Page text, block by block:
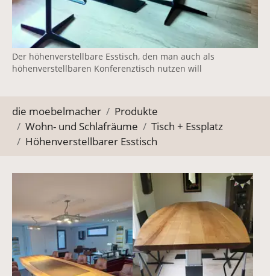
Der höhenverstellbare Esstisch, den man auch als
höhenverstellbaren Konferenztisch nutzen will
die moebelmacher
Produkte
Wohn- und Schlafräume
Tisch + Essplatz
Höhenverstellbarer Esstisch